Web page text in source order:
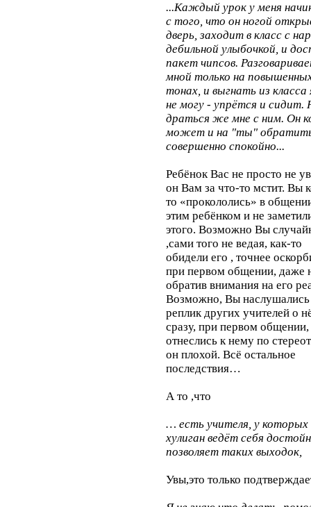
...Каждый урок у меня
с того, что он ногой
дверь, заходит в класс с
дебильной улыбочкой, и
пакет чипсов.
мной только на
тонах, и выгнать из класса
не могу - упрётся и сидит.
драться же мне с ним. Он
может и на "ты"
совершенно спокойно...
Ребёнок Вас не просто не
он Вам за что-то мстит. Вы
то «прокололись» в
этим ребёнком и не
этого. Возможно Вы
,сами того не ведая, как-то
обидели его , точнее
при первом общении, даже
обратив внимания на его
Возможно, Вы наслушались
реплик других учителей о
сразу, при первом общении,
отнеслись к нему по
он плохой. Всё остальное
последствия…
А то ,что
… есть учителя, у
хулиган ведёт себя
позволяет таких выходок,
Увы,это только